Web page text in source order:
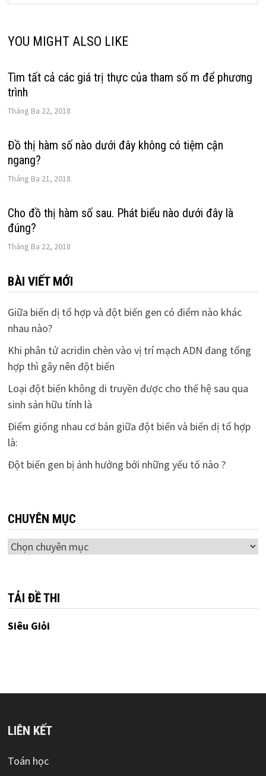
YOU MIGHT ALSO LIKE
Tìm tất cả các giá trị thực của tham số m để phương
trình
Tháng Ba 22, 2018
Đồ thị hàm số nào dưới đây không có tiệm cận
ngang?
Tháng Ba 21, 2018
Cho đồ thị hàm số sau. Phát biểu nào dưới đây là
đúng?
Tháng Ba 22, 2018
BÀI VIẾT MỚI
Giữa biến dị tổ hợp và đột biến gen có điểm nào khác
nhau nào?
Khi phân tử acridin chèn vào vị trí mạch ADN đang tổng
hợp thì gây nên đột biến
Loại đột biến không di truyền được cho thế hệ sau qua
sinh sản hữu tính là
Điểm giống nhau cơ bản giữa đột biến và biến dị tổ hợp
là:
Đột biến gen bị ảnh hưởng bởi những yếu tố nào ?
CHUYÊN MỤC
Chuyên
TẢI ĐỀ THI
Siêu Giỏi
LIÊN KẾT
Toán học